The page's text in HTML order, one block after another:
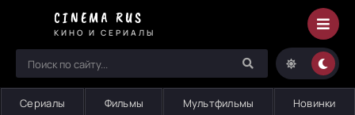
CINEMA RUS
КИНО И СЕРИАЛЫ
Сериалы Фильмы Мультфильмы Новинки